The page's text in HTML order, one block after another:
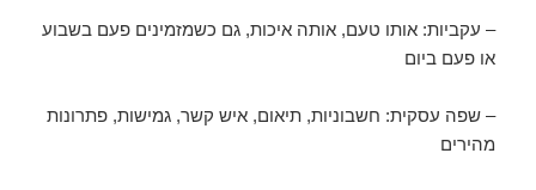
– עקביות: אותו טעם, אותה איכות, גם כשמזמינים פעם בשבוע
או פעם ביום
– שפה עסקית: חשבוניות, תיאום, איש קשר, גמישות, פתרונות
מהירים